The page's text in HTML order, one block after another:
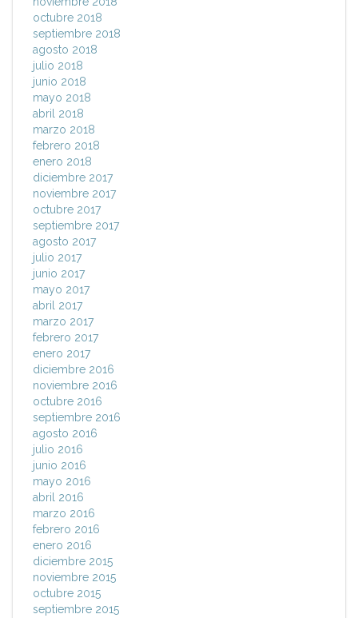
octubre 2018
septiembre 2018
agosto 2018
julio 2018
junio 2018
mayo 2018
abril 2018
marzo 2018
febrero 2018
enero 2018
diciembre 2017
noviembre 2017
octubre 2017
septiembre 2017
agosto 2017
julio 2017
junio 2017
mayo 2017
abril 2017
marzo 2017
febrero 2017
enero 2017
diciembre 2016
noviembre 2016
octubre 2016
septiembre 2016
agosto 2016
julio 2016
junio 2016
mayo 2016
abril 2016
marzo 2016
febrero 2016
enero 2016
diciembre 2015
noviembre 2015
octubre 2015
septiembre 2015